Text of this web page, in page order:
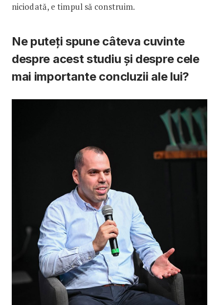
niciodată, e timpul să construim.
Ne puteți spune câteva cuvinte
despre acest studiu și despre cele
mai importante concluzii ale lui?